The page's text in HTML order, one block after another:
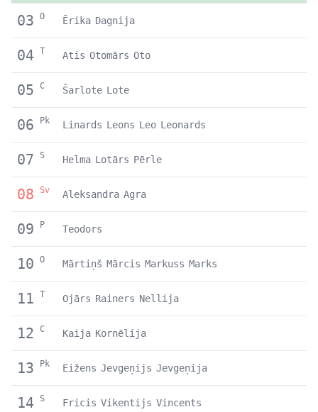
03 O Ērika Dagnija
04 T Atis Otomārs Oto
05 C Šarlote Lote
06 Pk Linards Leons Leo Leonards
07 S Helma Lotārs Pērle
08 Sv Aleksandra Agra
09 P Teodors
10 O Mārtiņš Mārcis Markuss Marks
11 T Ojārs Rainers Nellija
12 C Kaija Kornēlija
13 Pk Eižens Jevgeņijs Jevgeņija
14 S Fricis Vikentijs Vincents